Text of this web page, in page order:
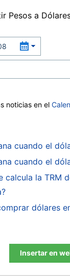
Pesos a
noticias en el
cuando el
cuando el
calcula la TRM
dólares
Insertar en